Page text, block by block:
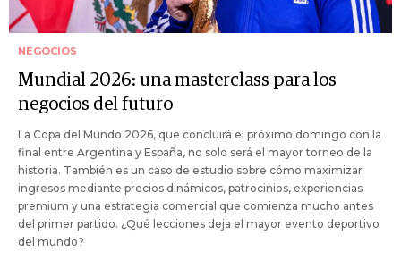
NEGOCIOS
Mundial 2026: una masterclass para los
negocios del futuro
La Copa del Mundo 2026, que concluirá el próximo domingo con la
final entre Argentina y España, no solo será el mayor torneo de la
historia. También es un caso de estudio sobre cómo maximizar
ingresos mediante precios dinámicos, patrocinios, experiencias
premium y una estrategia comercial que comienza mucho antes
del primer partido. ¿Qué lecciones deja el mayor evento deportivo
del mundo?